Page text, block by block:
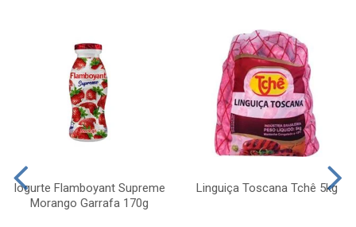
Iogurte Flamboyant Supreme
Morango Garrafa 170g
Linguiça Toscana Tchê 5kg